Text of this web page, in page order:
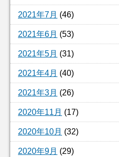
2021年7月 (46)
2021年6月 (53)
2021年5月 (31)
2021年4月 (40)
2021年3月 (26)
2020年11月 (17)
2020年10月 (32)
2020年9月 (29)